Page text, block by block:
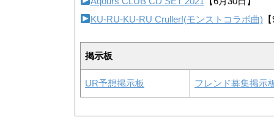
KU-RU-KU-RU Cruller!(モンストコラボ曲)
掲示板
UR予想掲示板 フレンド募集掲示